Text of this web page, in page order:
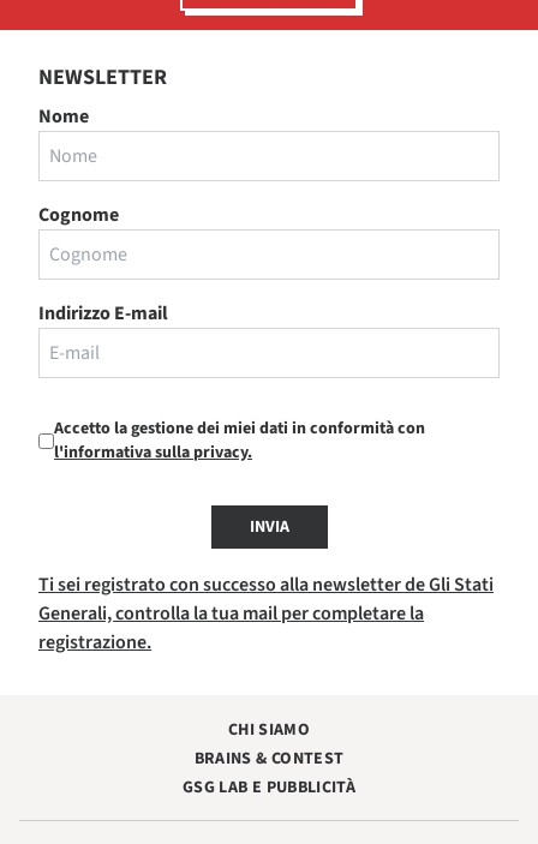
NEWSLETTER
Nome
Cognome
Indirizzo E-mail
Accetto la gestione dei miei dati in conformità con
l'informativa sulla privacy.
INVIA
Ti sei registrato con successo alla newsletter de Gli Stati
Generali, controlla la tua mail per completare la
registrazione.
CHI SIAMO
BRAINS & CONTEST
GSG LAB E PUBBLICITÀ